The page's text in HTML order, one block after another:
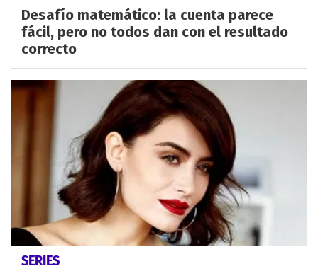
Desafío matemático: la cuenta parece
fácil, pero no todos dan con el resultado
correcto
SERIES